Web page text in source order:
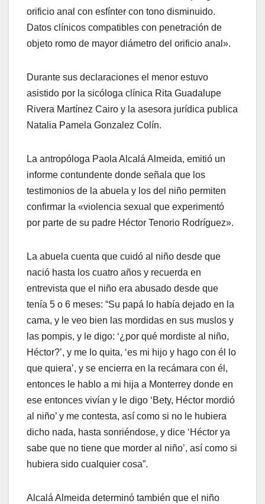
orificio anal con esfínter con tono disminuido.
Datos clínicos compatibles con penetración de
objeto romo de mayor diámetro del orificio anal».
Durante sus declaraciones el menor estuvo
asistido por la sicóloga clínica Rita Guadalupe
Rivera Martínez Cairo y la asesora jurídica publica
Natalia Pamela Gonzalez Colín.
La antropóloga Paola Alcalá Almeida, emitió un
informe contundente donde señala que los
testimonios de la abuela y los del niño permiten
confirmar la «violencia sexual que experimentó
por parte de su padre Héctor Tenorio Rodríguez».
La abuela cuenta que cuidó al niño desde que
nació hasta los cuatro años y recuerda en
entrevista que el niño era abusado desde que
tenía 5 o 6 meses: “Su papá lo había dejado en la
cama, y le veo bien las mordidas en sus muslos y
las pompis, y le digo: ‘¿por qué mordiste al niño,
Héctor?’, y me lo quita, ‘es mi hijo y hago con él lo
que quiera’, y se encierra en la recámara con él,
entonces le hablo a mi hija a Monterrey donde en
ese entonces vivían y le digo ‘Bety, Héctor mordió
al niño’ y me contesta, así como si no le hubiera
dicho nada, hasta sonriéndose, y dice ‘Héctor ya
sabe que no tiene que morder al niño’, así como si
hubiera sido cualquier cosa”.
Alcalá Almeida determinó también que el niño